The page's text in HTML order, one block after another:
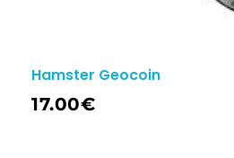
Hamster Geocoin
17.00€